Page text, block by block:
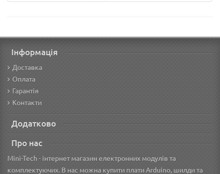
Інформація
Доставка
Оплата
Гарантія
Контакти
Додатково
Про нас
Mini-Tech - інтернет магазин електронних модулів та
комплектуючих. В нас можна купити плати Arduino, шилди та